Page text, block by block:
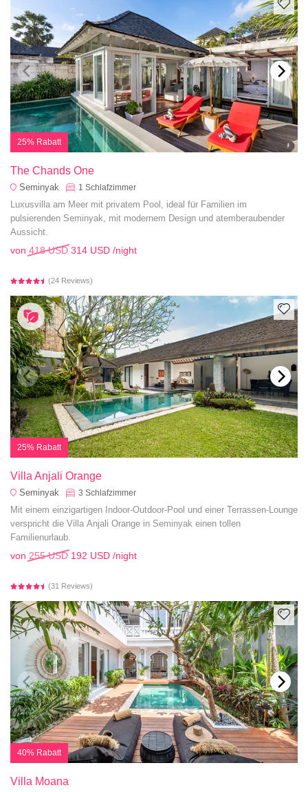
25% Rabatt
The Chands One
Seminyak 1 Schlafzimmer
Luxusvilla am Meer mit privatem Pool, ideal für Familien im
pulsierenden Seminyak, mit modernem Design und atemberaubender
Aussicht.
von 418 USD 314 USD /night
(24 Reviews)
25% Rabatt
Villa Anjali Orange
Seminyak 3 Schlafzimmer
Mit einem einzigartigen Indoor-Outdoor-Pool und einer Terrassen-Lounge
verspricht die Villa Anjali Orange in Seminyak einen tollen
Familienurlaub.
von 255 USD 192 USD /night
(31 Reviews)
40% Rabatt
Villa Moana